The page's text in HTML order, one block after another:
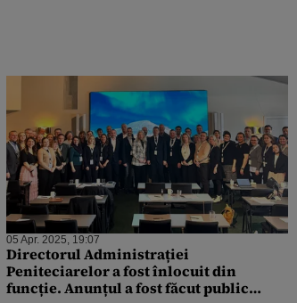
05 Apr. 2025, 19:07
Directorul Administrației
Peniteciarelor a fost înlocuit din
funcție. Anunțul a fost făcut public